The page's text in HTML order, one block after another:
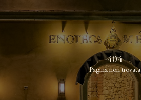
404
Pagina non trovata